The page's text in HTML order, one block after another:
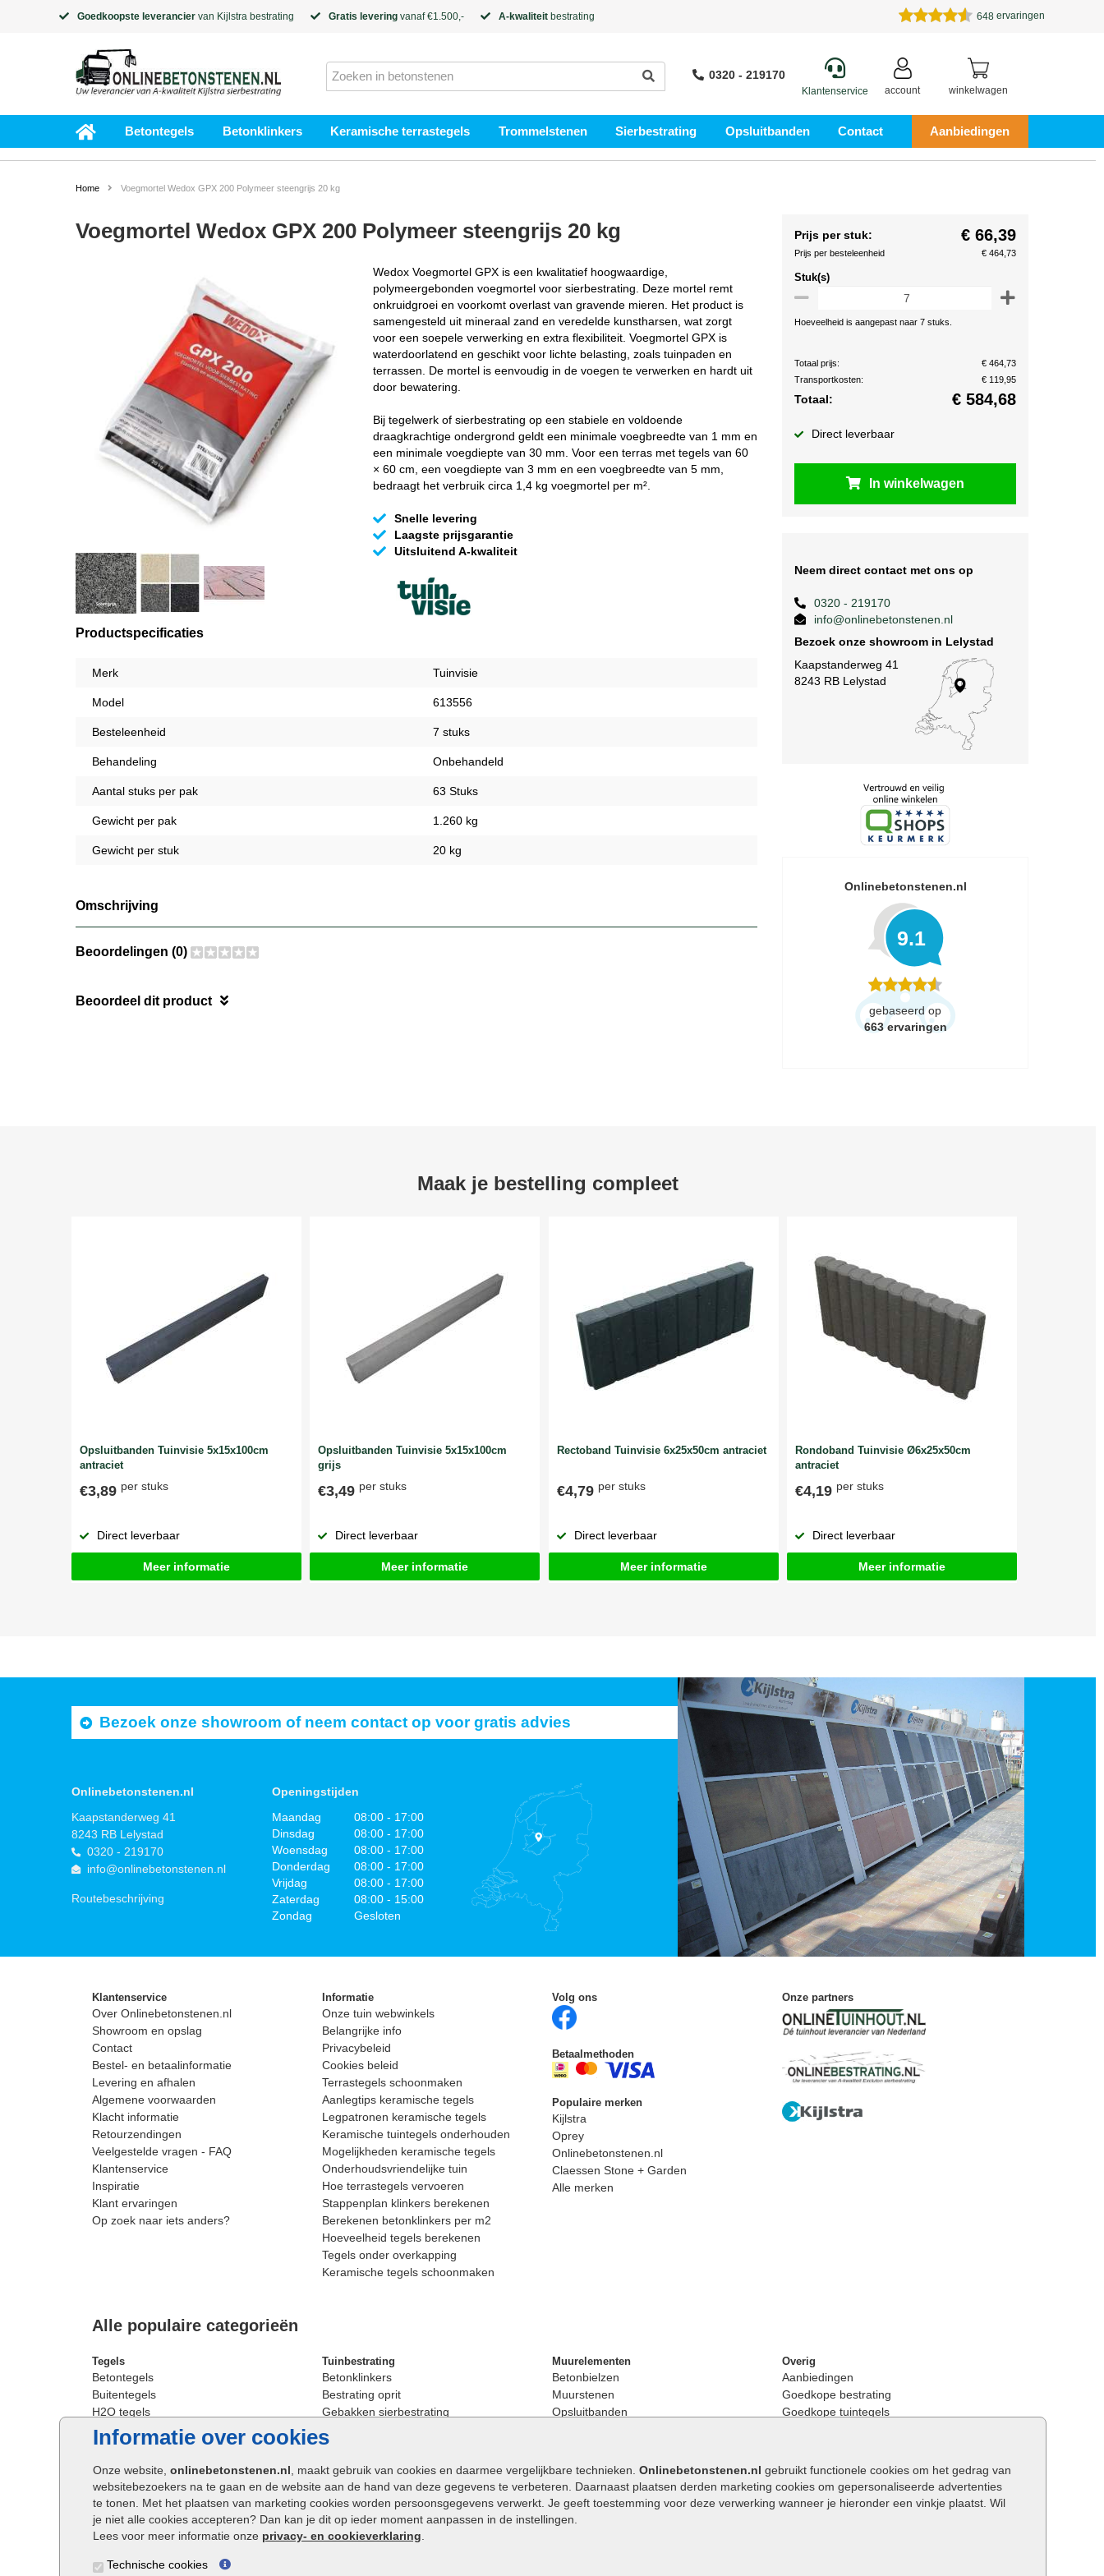
Goedkoopste leverancier van Kijlstra bestrating Gratis levering vanaf €1.500,- A-kwaliteit bestrating 648 ervaringen
0320 - 219170
Klantenservice account winkelwagen
Betontegels Betonklinkers Keramische terrastegels Trommelstenen Sierbestrating Opsluitbanden Contact Aanbiedingen
Informatie over cookies
Onze website, onlinebetonstenen.nl , maakt gebruik van cookies en daarmee vergelijkbare technieken. Onlinebetonstenen.nl gebruikt functionele cookies om het gedrag van
websitebezoekers na te gaan en de website aan de hand van deze gegevens te verbeteren. Daarnaast plaatsen derden marketing cookies om gepersonaliseerde advertenties
te tonen. Met het plaatsen van marketing cookies worden persoonsgegevens verwerkt. Je geeft toestemming voor deze verwerking wanneer je hieronder een vinkje plaatst. Wil
je niet alle cookies accepteren? Dan kan je dit op ieder moment aanpassen in de instellingen.
Lees voor meer informatie onze privacy- en cookieverklaring
Technische cookies
Home Voegmortel Wedox GPX 200 Polymeer steengrijs 20 kg
Voegmortel Wedox GPX 200 Polymeer steengrijs 20 kg
Wedox Voegmortel GPX is een kwalitatief hoogwaardige,
polymeergebonden voegmortel voor sierbestrating. Deze mortel remt
onkruidgroei en voorkomt overlast van gravende mieren. Het product is
samengesteld uit mineraal zand en veredelde kunstharsen, wat zorgt
voor een soepele verwerking en extra flexibiliteit. Voegmortel GPX is
waterdoorlatend en geschikt voor lichte belasting, zoals tuinpaden en
terrassen. De mortel is eenvoudig in de voegen te verwerken en hardt uit
door bewatering.
Bij tegelwerk of sierbestrating op een stabiele en voldoende
draagkrachtige ondergrond geldt een minimale voegbreedte van 1 mm en
een minimale voegdiepte van 30 mm. Voor een terras met tegels van 60
× 60 cm, een voegdiepte van 3 mm en een voegbreedte van 5 mm,
bedraagt het verbruik circa 1,4 kg voegmortel per m².
Snelle levering
Laagste prijsgarantie
Uitsluitend A-kwaliteit
Productspecificaties
Merk Tuinvisie
Model 613556
Besteleenheid 7 stuks
Behandeling Onbehandeld
Aantal stuks per pak 63 Stuks
Gewicht per pak 1.260 kg
Gewicht per stuk 20 kg
Omschrijving
Beoordelingen (0)
Beoordeel dit product
Prijs per stuk: € 66,39
Prijs per besteleenheid € 464,73
Stuk(s)
Hoeveelheid is aangepast naar 7 stuks.
Totaal prijs:
€ 464,73
Transportkosten:
€ 119,95
Totaal: € 584,68
Direct leverbaar
In winkelwagen
Neem direct contact met ons op
0320 - 219170
info@onlinebetonstenen.nl
Bezoek onze showroom in Lelystad
Kaapstanderweg 41
8243 RB Lelystad
Onlinebetonstenen.nl
9.1
gebaseerd op
663 ervaringen
Maak je bestelling compleet
Opsluitbanden Tuinvisie 5x15x100cm
antraciet
€3,89 per stuks
Direct leverbaar
Meer informatie
Opsluitbanden Tuinvisie 5x15x100cm
grijs
€3,49 per stuks
Direct leverbaar
Meer informatie
Rectoband Tuinvisie 6x25x50cm antraciet
€4,79 per stuks
Direct leverbaar
Meer informatie
Rondoband Tuinvisie Ø6x25x50cm
antraciet
€4,19 per stuks
Direct leverbaar
Meer informatie
Bezoek onze showroom of neem contact op voor gratis advies
Onlinebetonstenen.nl
Kaapstanderweg 41
8243 RB Lelystad
0320 - 219170
info@onlinebetonstenen.nl
Routebeschrijving
Openingstijden
Maandag
08:00 - 17:00
Dinsdag
08:00 - 17:00
Woensdag
08:00 - 17:00
Donderdag
08:00 - 17:00
Vrijdag
08:00 - 17:00
Zaterdag
08:00 - 15:00
Zondag
Gesloten
Klantenservice
Over Onlinebetonstenen.nl
Showroom en opslag
Contact
Bestel- en betaalinformatie
Levering en afhalen
Algemene voorwaarden
Klacht informatie
Retourzendingen
Veelgestelde vragen - FAQ
Klantenservice
Inspiratie
Klant ervaringen
Op zoek naar iets anders?
Informatie
Onze tuin webwinkels
Belangrijke info
Privacybeleid
Cookies beleid
Terrastegels schoonmaken
Aanlegtips keramische tegels
Legpatronen keramische tegels
Keramische tuintegels onderhouden
Mogelijkheden keramische tegels
Onderhoudsvriendelijke tuin
Hoe terrastegels vervoeren
Stappenplan klinkers berekenen
Berekenen betonklinkers per m2
Hoeveelheid tegels berekenen
Tegels onder overkapping
Keramische tegels schoonmaken
Volg ons
Betaalmethoden
Populaire merken
Kijlstra
Oprey
Onlinebetonstenen.nl
Claessen Stone + Garden
Alle merken
Onze partners
Alle populaire categorieën
Tegels
Betontegels
Buitentegels
H2O tegels
Keramische terrastegels
Oprit tegels
Patio tegels
Siertegels
Stoeptegels
Straattegels
Terrastegels
Buitentegels
Tuinbestrating
Betonklinkers
Bestrating oprit
Gebakken sierbestrating
Strakke bestrating
Straatstenen
Straatklinkers
Trommelstenen
Tuinstenen
Waalformaat
Muurelementen
Betonbielzen
Muurstenen
Opsluitbanden
Betonblokken
Stapelstenen
Overig
Aanbiedingen
Goedkope bestrating
Goedkope tuintegels
Opsluitbanden plaatsen
Keerwanden
Traptreden tuin